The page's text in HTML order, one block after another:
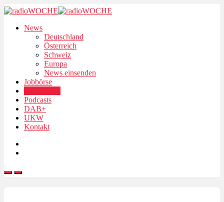
News
Deutschland
Österreich
Schweiz
Europa
News einsenden
Jobbörse
Podcasts
DAB+
UKW
Kontakt